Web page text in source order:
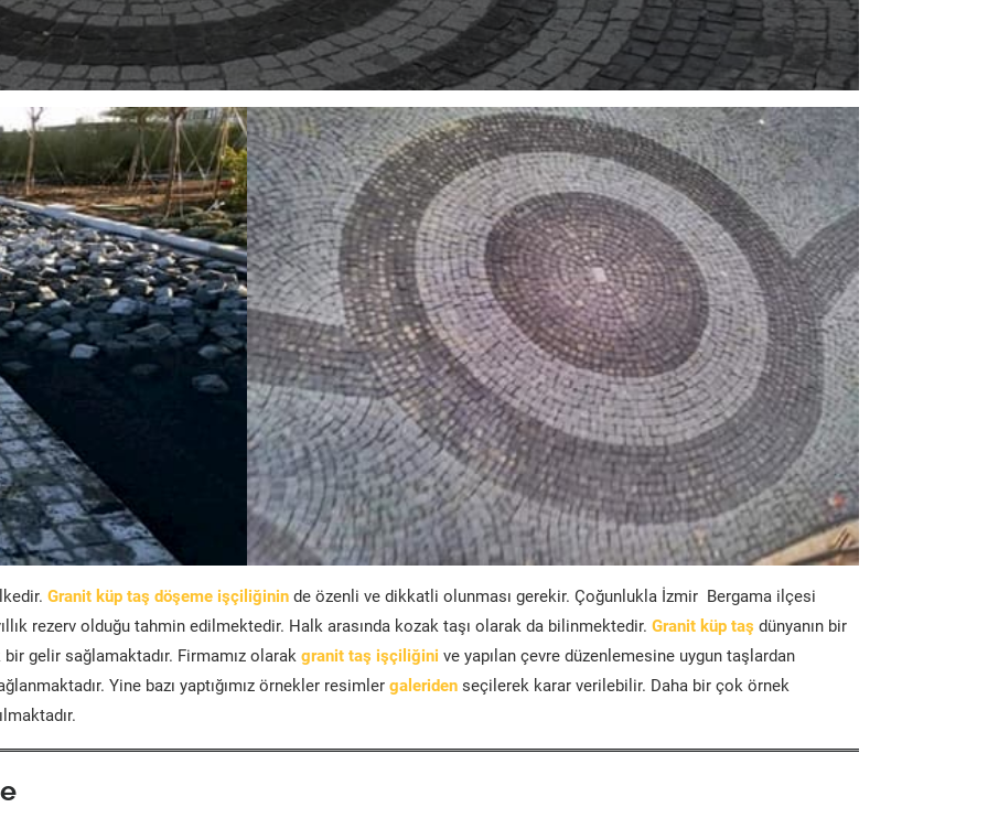
Granit küp taş döşeme işçiliğinin de özenli ve dikkatli olunması gerekir. Çoğunlukla İzmir Bergama ilçesi
rezerv olduğu tahmin edilmektedir. Halk arasında kozak taşı olarak da bilinmektedir. Granit küp taş dünyanın bir
gelir sağlamaktadır. Firmamız olarak granit taş işçiliğini ve yapılan çevre düzenlemesine uygun taşlardan
Yine bazı yaptığımız örnekler resimler galeriden seçilerek karar verilebilir. Daha bir çok örnek